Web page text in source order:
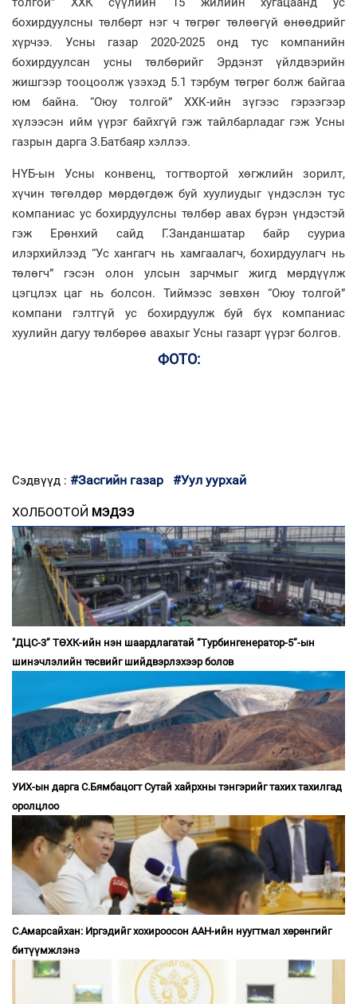
бохирдуулсны төлбөрт нэг ч төгрөг төлөөгүй өнөөдрийг
хүрчээ. Усны газар 2020-2025 онд тус компанийн
бохирдуулсан усны төлбөрийг Эрдэнэт үйлдвэрийн
жишгээр тооцоолж үзэхэд 5.1 тэрбум төгрөг болж байгаа
юм байна. “Оюу толгой” ХХК-ийн зүгээс гэрээгээр
хүлээсэн ийм үүрэг байхгүй гэж тайлбарладаг гэж Усны
газрын дарга З.Батбаяр хэллээ.
НҮБ-ын Усны конвенц, тогтвортой хөгжлийн зорилт,
хүчин төгөлдөр мөрдөгдөж буй хуулиудыг үндэслэн тус
компаниас ус бохирдуулсны төлбөр авах бүрэн үндэстэй
гэж Ерөнхий сайд Г.Занданшатар байр сууриа
илэрхийлээд “Ус хангагч нь хамгаалагч, бохирдуулагч нь
төлөгч” гэсэн олон улсын зарчмыг жигд мөрдүүлж
цэгцлэх цаг нь болсон. Тиймээс зөвхөн “Оюу толгой”
компани гэлтгүй ус бохирдуулж буй бүх компаниас
хуулийн дагуу төлбөрөө авахыг Усны газарт үүрэг болгов.
ФОТО:
Сэдвүүд : #Засгийн газар #Уул уурхай
ХОЛБООТОЙ МЭДЭЭ
"ДЦС-3” ТӨХК-ийн нэн шаардлагатай “Турбингенератор-5”-ын
шинэчлэлийн төсвийг шийдвэрлэхээр болов
УИХ-ын дарга С.Бямбацогт Сутай хайрхны тэнгэрийг тахих тахилгад
оролцлоо
С.Амарсайхан: Иргэдийг хохироосон ААН-ийн нуугтмал хөрөнгийг
битүүмжлэнэ